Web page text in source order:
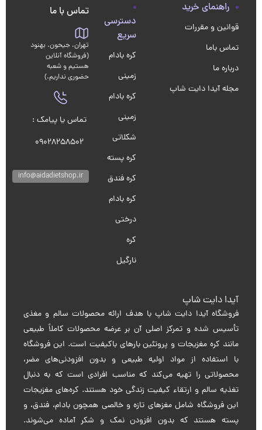
راهنمای خرید
قوانین و مقررات
تماس باما
درباره ما
مجله آیدا دایت شاپ
دسترسی
سریع
کره بادام
زمینی
کره بادام
زمینی
شکلاتی
کره پسته
کره فندق
کره بادام
درختی
کره
نارگیل
تماس با ما
تهران، جیحون، بهنود
(فروشگاه آنلاین
هستیم و شعبه
حضوری نداریم.)
تماس یا پیامک :
09028258502
info@aidadietshop.ir
آیدا دایت شاپ
فروشگاه آیدا دایت شاپ با هدف ارائه محصولات سالم و مغذی
تأسیس شده و تمرکز اصلی آن بر عرضه محصولات کاملاً طبیعی
مانند کره مغزیجات و پروتئین بارهای باکیفیت است. این فروشگاه
با استفاده از مواد اولیه طبیعی و بدون افزودنی‌های مضر،
محصولاتی را تهیه می‌کند که مناسب افرادی است که به دنبال
تغذیه سالم و ارتقاء کیفیت زندگی خود هستند. کره‌های مغزیجات
این فروشگاه شامل مغزهای تازه و خالصی همچون بادام، فندق، و
پسته هستند که بدون افزودن نمک و شکر آماده می‌شوند.